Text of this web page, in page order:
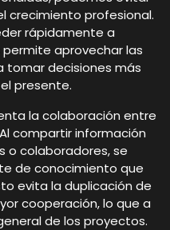
crecimiento profesional.
rápidamente a
aprovechar las
tomar decisiones más
presente.
la colaboración entre
compartir información
o colaboradores, se
de conocimiento que
evita la duplicación de
cooperación, lo que a
de los proyectos.